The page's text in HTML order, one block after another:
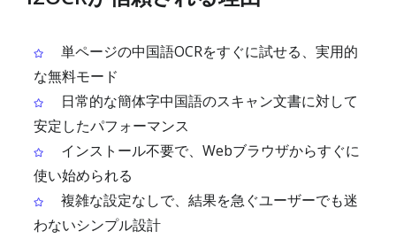
単ページの中国語OCRをすぐに試せる、実用的
な無料モード
日常的な簡体字中国語のスキャン文書に対して
安定したパフォーマンス
インストール不要で、Webブラウザからすぐに
使い始められる
複雑な設定なしで、結果を急ぐユーザーでも迷
わないシンプル設計